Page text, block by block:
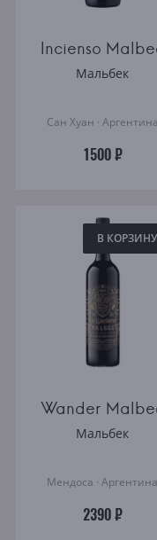
Incienso
Мальбек
Сан Хуан · Аргентина
1500 ₽
В КОРЗИНУ
Wander
Мальбек
Мендоса · Аргентина
2390 ₽